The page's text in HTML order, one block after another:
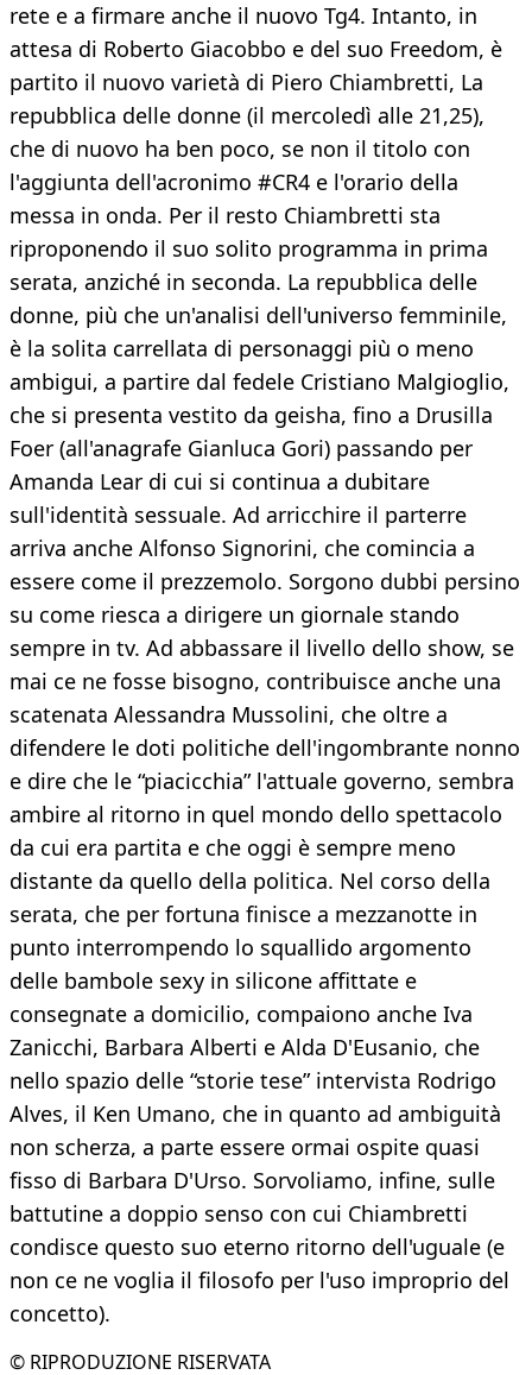
rete e a firmare anche il nuovo Tg4. Intanto, in
attesa di Roberto Giacobbo e del suo Freedom, è
partito il nuovo varietà di Piero Chiambretti, La
repubblica delle donne (il mercoledì alle 21,25),
che di nuovo ha ben poco, se non il titolo con
l'aggiunta dell'acronimo #CR4 e l'orario della
messa in onda. Per il resto Chiambretti sta
riproponendo il suo solito programma in prima
serata, anziché in seconda. La repubblica delle
donne, più che un'analisi dell'universo femminile,
è la solita carrellata di personaggi più o meno
ambigui, a partire dal fedele Cristiano Malgioglio,
che si presenta vestito da geisha, fino a Drusilla
Foer (all'anagrafe Gianluca Gori) passando per
Amanda Lear di cui si continua a dubitare
sull'identità sessuale. Ad arricchire il parterre
arriva anche Alfonso Signorini, che comincia a
essere come il prezzemolo. Sorgono dubbi persino
su come riesca a dirigere un giornale stando
sempre in tv. Ad abbassare il livello dello show, se
mai ce ne fosse bisogno, contribuisce anche una
scatenata Alessandra Mussolini, che oltre a
difendere le doti politiche dell'ingombrante nonno
e dire che le “piacicchia” l'attuale governo, sembra
ambire al ritorno in quel mondo dello spettacolo
da cui era partita e che oggi è sempre meno
distante da quello della politica. Nel corso della
serata, che per fortuna finisce a mezzanotte in
punto interrompendo lo squallido argomento
delle bambole sexy in silicone affittate e
consegnate a domicilio, compaiono anche Iva
Zanicchi, Barbara Alberti e Alda D'Eusanio, che
nello spazio delle “storie tese” intervista Rodrigo
Alves, il Ken Umano, che in quanto ad ambiguità
non scherza, a parte essere ormai ospite quasi
fisso di Barbara D'Urso. Sorvoliamo, infine, sulle
battutine a doppio senso con cui Chiambretti
condisce questo suo eterno ritorno dell'uguale (e
non ce ne voglia il filosofo per l'uso improprio del
concetto).
© RIPRODUZIONE RISERVATA